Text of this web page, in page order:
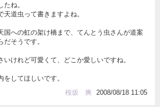
ね。
道虫って書きますよね。
国への虹の架け橋まで、てんとう虫さんが道案
だそうです。
いけれど可愛くて、どこか愛しいですね。
してほしいです。
桜坂 爽
2008/08/18 11:05